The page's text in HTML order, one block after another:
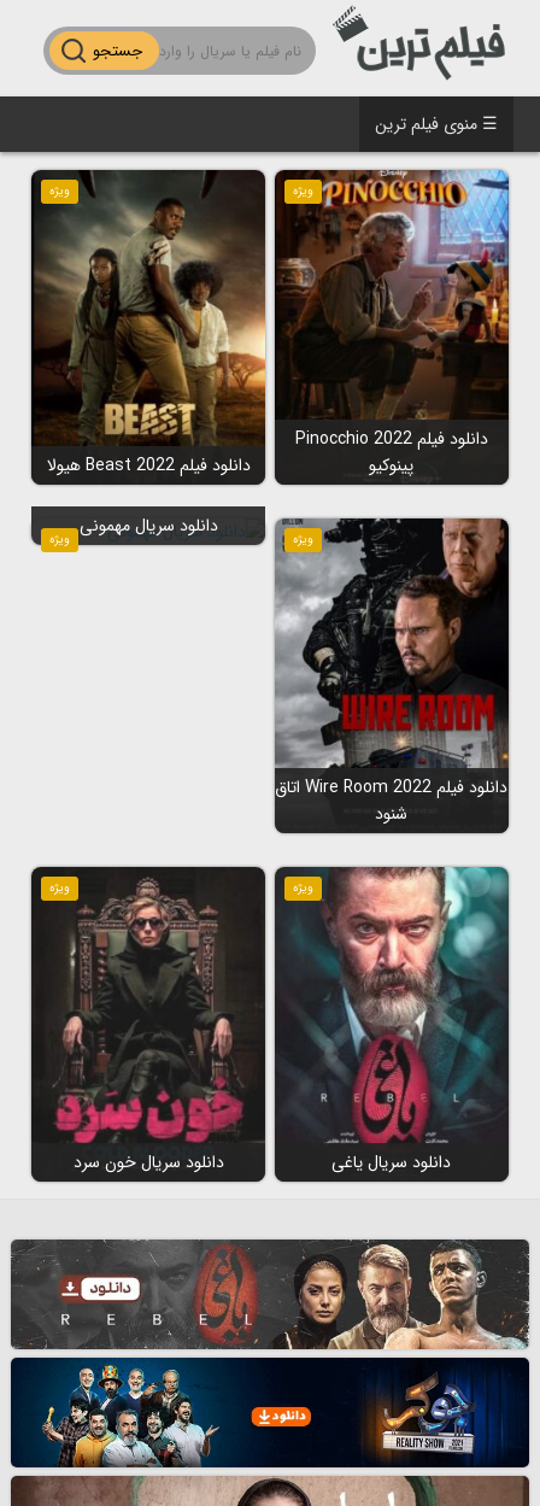
جستجو
☰ منوی فیلم ترین
ویژه
دانلود فیلم Pinocchio 2022
پینوکیو
ویژه
دانلود فیلم Beast 2022 هیولا
ویژه
دانلود فیلم Wire Room 2022 اتاق
شنود
ویژه
دانلود سریال مهمونی
ویژه
دانلود سریال یاغی
ویژه
دانلود سریال خون سرد